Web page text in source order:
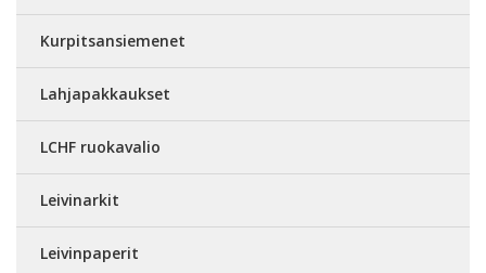
Kurpitsansiemenet
Lahjapakkaukset
LCHF ruokavalio
Leivinarkit
Leivinpaperit